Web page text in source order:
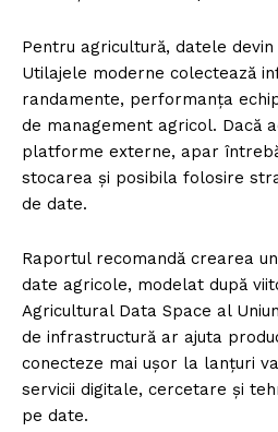
Pentru agricultură, datele
Utilajele moderne colectează
randamente, performanța
de management agricol. Dacă
platforme externe, apar
stocarea și posibila folosire
de date.
Raportul recomandă crearea
date agricole, modelat după
Agricultural Data Space al
de infrastructură ar ajuta
conecteze mai ușor la lanțuri
servicii digitale, cercetare și
pe date.